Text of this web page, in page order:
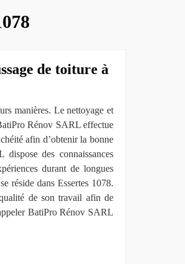
de toiture à
manières. Le nettoyage et
Rénov SARL effectue
afin d’obtenir la bonne
des connaissances
durant de longues
réside dans Essertes 1078.
de son travail afin de
BatiPro Rénov SARL